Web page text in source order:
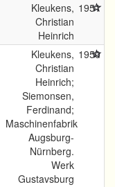
Kleukens,
Christian
Heinrich
1951
Kleukens,
Christian
Heinrich;
Siemonsen,
Ferdinand;
Maschinenfabrik
Augsburg-
Nürnberg.
Werk
Gustavsburg
1950